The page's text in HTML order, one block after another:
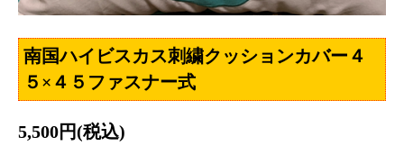
南国ハイビスカス刺繍クッションカバー４
５×４５ファスナー式
5,500円(税込)